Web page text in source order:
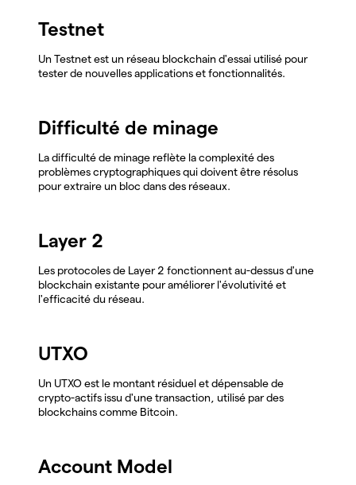
Testnet
Un Testnet est un réseau blockchain d'essai utilisé pour
tester de nouvelles applications et fonctionnalités.
Difficulté de minage
La difficulté de minage reflète la complexité des
problèmes cryptographiques qui doivent être résolus
pour extraire un bloc dans des réseaux.
Layer 2
Les protocoles de Layer 2 fonctionnent au-dessus d'une
blockchain existante pour améliorer l'évolutivité et
l'efficacité du réseau.
UTXO
Un UTXO est le montant résiduel et dépensable de
crypto-actifs issu d'une transaction, utilisé par des
blockchains comme Bitcoin.
Account Model